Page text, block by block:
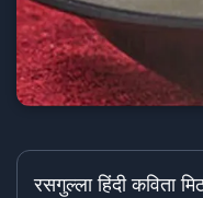
रसगुल्ला हिंदी कविता